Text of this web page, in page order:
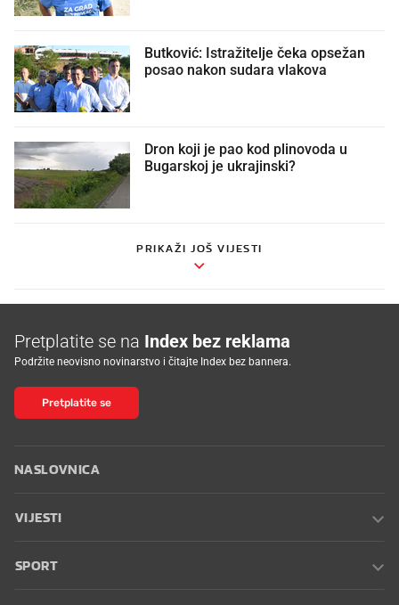
Butković: Istražitelje čeka opsežan
posao nakon sudara vlakova
Dron koji je pao kod plinovoda u
Bugarskoj je ukrajinski?
PRIKAŽI JOŠ VIJESTI
Pretplatite se na Index bez reklama
Podržite neovisno novinarstvo i čitajte Index bez bannera.
Pretplatite se
NASLOVNICA
VIJESTI
SPORT